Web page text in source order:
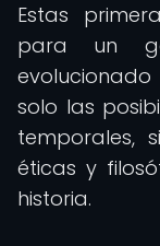
Estas
para un
solo las
temporales,
éticas y
historia.